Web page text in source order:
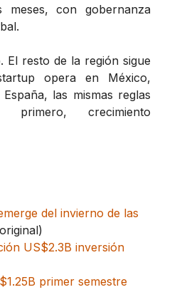
meses, con gobernanza
El resto de la región sigue
opera en México,
las mismas reglas
primero, crecimiento
del invierno de las
US$2.3B inversión
primer semestre